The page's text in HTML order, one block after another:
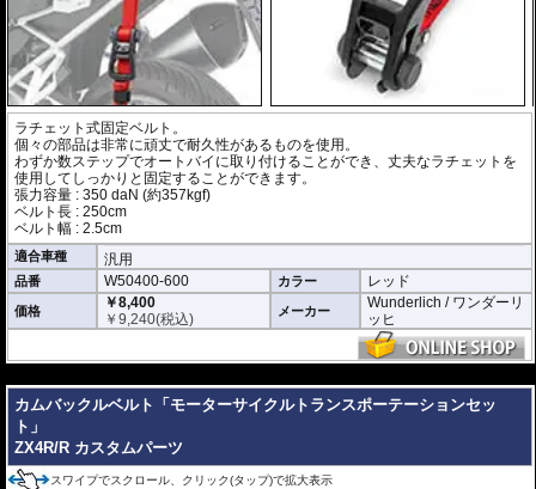
ラチェット式固定ベルト。
個々の部品は非常に頑丈で耐久性があるものを使用。
わずか数ステップでオートバイに取り付けることができ、丈夫なラチェットを
使用してしっかりと固定することができます。
張力容量 : 350 daN (約357kgf)
ベルト長 : 250cm
ベルト幅 : 2.5cm
適合車種 汎用
品番 W50400-600 カラー レッド
価格
￥8,400
￥9,240(税込) メーカー
Wunderlich / ワンダーリ
ッヒ
カムバックルベルト「モーターサイクルトランスポーテーションセッ
ト」
ZX4R/R カスタムパーツ
スワイプでスクロール、クリック(タップ)で拡大表示